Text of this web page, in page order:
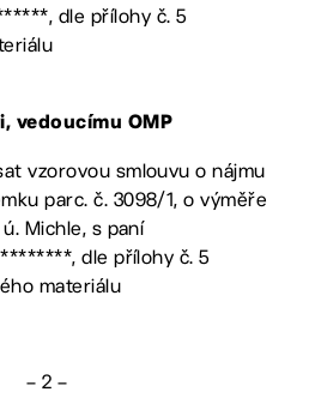
dle přílohy č. 5
vedoucímu OMP
vzorovou smlouvu o nájmu
parc. č. 3098/1, o výměře
ú. Michle, s paní
dle přílohy č. 5
materiálu
– 2 –